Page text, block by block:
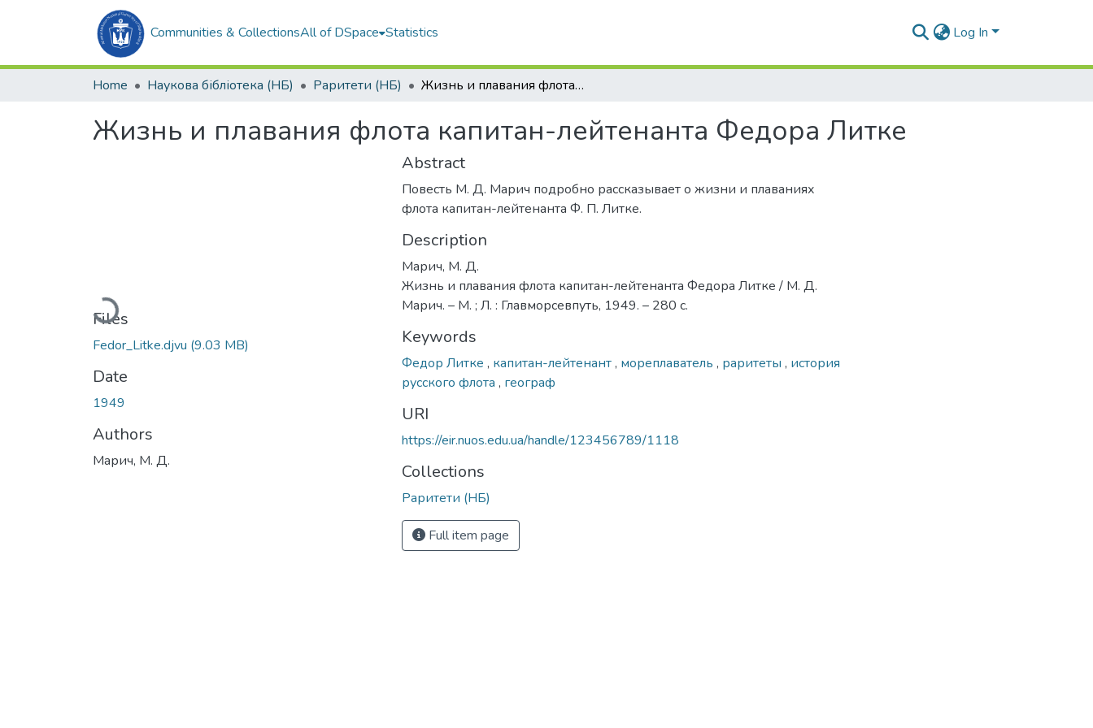
Communities & CollectionsAll of DSpace Statistics Log In
Home Наукова бібліотека (НБ) Раритети (НБ) Жизнь и плавания флота капитан-лейтенанта Федора Литке
Жизнь и плавания флота капитан-лейтенанта Федора Литке
Loading...
Files
Fedor_Litke.djvu (9.03 MB)
Date
1949
Authors
Марич, М. Д.
Abstract
Повесть М. Д. Марич подробно рассказывает о жизни и плаваниях
флота капитан-лейтенанта Ф. П. Литке.
Description
Марич, М. Д.
Жизнь и плавания флота капитан-лейтенанта Федора Литке / М. Д.
Марич. – М. ; Л. : Главморсевпуть, 1949. – 280 с.
Keywords
Федор Литке , капитан-лейтенант, мореплаватель , раритеты , история
русского флота , географ
URI
https://eir.nuos.edu.ua/handle/123456789/1118
Collections
Раритети (НБ)
Full item page